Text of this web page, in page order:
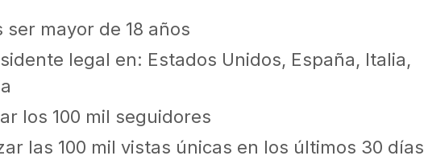
ser mayor de 18 años
legal en: Estados Unidos, España, Italia,
los 100 mil seguidores
las 100 mil vistas únicas en los últimos 30 días